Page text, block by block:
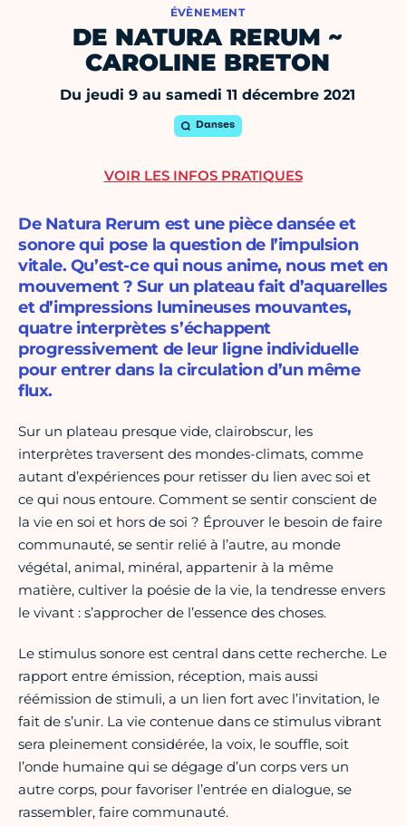
ÉVÈNEMENT
DE NATURA RERUM ~
CAROLINE BRETON
Du jeudi 9 au samedi 11 décembre 2021
Danses
De Natura Rerum est une pièce dansée et
sonore qui pose la question de l’impulsion
vitale. Qu’est-ce qui nous anime, nous met en
mouvement ? Sur un plateau fait d’aquarelles
et d’impressions lumineuses mouvantes,
quatre interprètes s’échappent
progressivement de leur ligne individuelle
pour entrer dans la circulation d’un même
flux.
Sur un plateau presque vide, clairobscur, les
interprètes traversent des mondes-climats, comme
autant d’expériences pour retisser du lien avec soi et
ce qui nous entoure. Comment se sentir conscient de
la vie en soi et hors de soi ? Éprouver le besoin de faire
communauté, se sentir relié à l’autre, au monde
végétal, animal, minéral, appartenir à la même
matière, cultiver la poésie de la vie, la tendresse envers
le vivant : s’approcher de l’essence des choses.
Le stimulus sonore est central dans cette recherche. Le
rapport entre émission, réception, mais aussi
réémission de stimuli, a un lien fort avec l’invitation, le
fait de s’unir. La vie contenue dans ce stimulus vibrant
sera pleinement considérée, la voix, le souffle, soit
l’onde humaine qui se dégage d’un corps vers un
autre corps, pour favoriser l’entrée en dialogue, se
rassembler, faire communauté.
VOIR LES INFOS PRATIQUES